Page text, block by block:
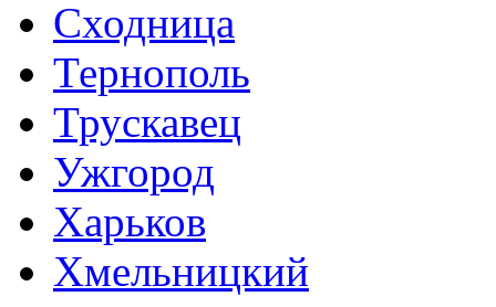
Сходница
Тернополь
Трускавец
Ужгород
Харьков
Хмельницкий